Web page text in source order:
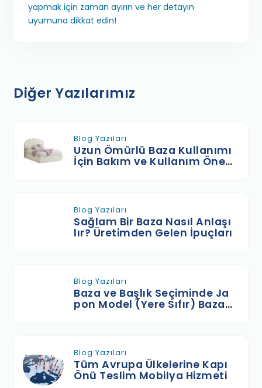
yapmak için zaman ayırın ve her detayın
uyumuna dikkat edin!
Diğer Yazılarımız
Blog Yazıları
Uzun Ömürlü Baza Kullanımı
İçin Bakım ve Kullanım Öneri
Blog Yazıları
Sağlam Bir Baza Nasıl Anlaşı
lır? Üretimden Gelen İpuçları
Blog Yazıları
Baza ve Başlık Seçiminde Ja
pon Model (Yere Sıfır) Baza
Blog Yazıları
Tüm Avrupa Ülkelerine Kapı
Önü Teslim Mobilya Hizmeti